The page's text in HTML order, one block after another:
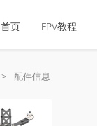
首页 FPV教程
> 配件信息